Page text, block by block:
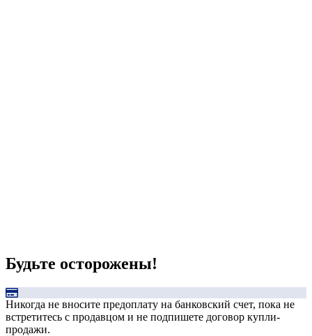
Будьте осторожены!
Никогда не вносите предоплату на банковский счет, пока не
встретитесь с продавцом и не подпишете договор купли-
продажи.